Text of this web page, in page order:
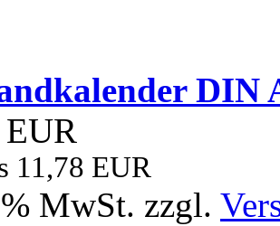
DIN
11,78 EUR
MwSt. zzgl.